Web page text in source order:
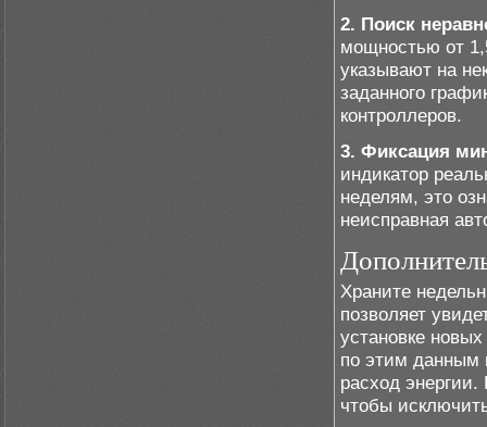
2. Поиск
мощностью от
указывают на
заданного
контроллеров.
3. Фиксация
индикатор
неделям, это
неисправная
Храните
позволяет
установке
по этим данным
расход
чтобы